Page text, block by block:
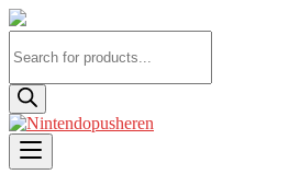
search
Skip
to
content